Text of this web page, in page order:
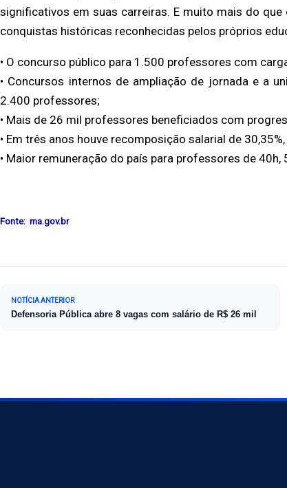
significativos em suas carreiras. E muito mais do
conquistas históricas reconhecidas pelos próprios
• O concurso público para 1.500 professores com
• Concursos internos de ampliação de jornada e a
2.400 professores;
• Mais de 26 mil professores beneficiados com
• Em três anos houve recomposição salarial de
• Maior remuneração do país para professores de
Fonte: ma.gov.br
Navegação de Post
NOTÍCIA ANTERIOR
Defensoria Pública abre 8 vagas com salário de R$ 26 mil